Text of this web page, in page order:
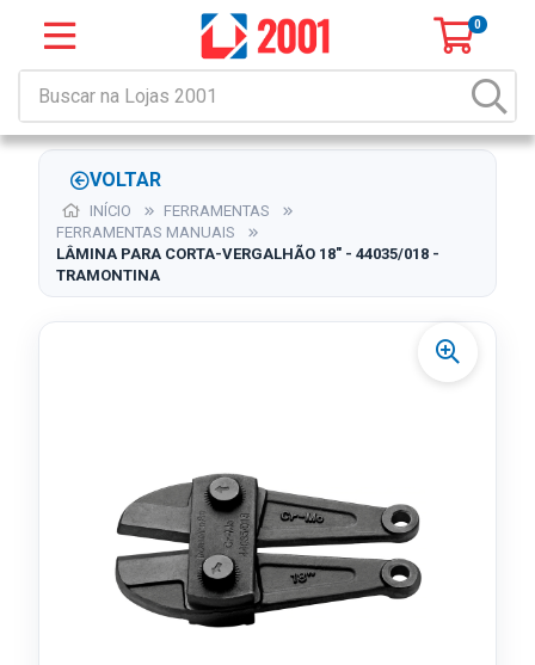
0
VOLTAR
INÍCIO
FERRAMENTAS
FERRAMENTAS MANUAIS
LÂMINA PARA CORTA-VERGALHÃO 18" - 44035/018 -
TRAMONTINA